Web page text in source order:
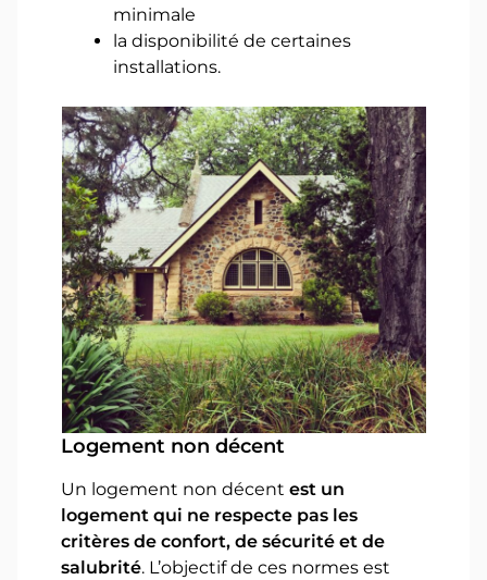
minimale
la disponibilité de certaines
installations.
Logement non décent
Un logement non décentest un
logement qui ne respecte pas les
critères de confort, de sécurité et de
salubrité. L’objectif de ces normes est